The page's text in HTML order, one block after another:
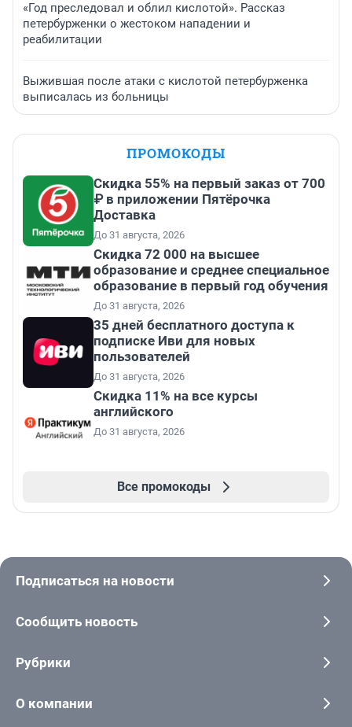
«Год преследовал и облил кислотой». Рассказ
петербурженки о жестоком нападении и
реабилитации
Выжившая после атаки с кислотой петербурженка
выписалась из больницы
ПРОМОКОДЫ
Скидка 55% на первый заказ от 700
₽ в приложении Пятёрочка
Доставка
До 31 августа, 2026
Скидка 72 000 на высшее
образование и среднее специальное
образование в первый год обучения
До 31 августа, 2026
35 дней бесплатного доступа к
подписке Иви для новых
пользователей
До 31 августа, 2026
Скидка 11% на все курсы
английского
До 31 августа, 2026
Все промокоды
Подписаться на новости
Сообщить новость
Рубрики
О компании